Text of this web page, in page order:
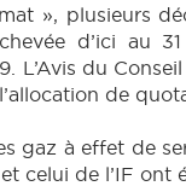
», plusieurs
d’ici au
L’Avis du
de
gaz à effet de
celui de l’IF